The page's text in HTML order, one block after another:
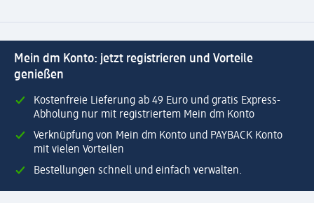
Mein dm Konto: jetzt registrieren und Vorteile
genießen
Kostenfreie Lieferung ab 49 Euro und gratis Express-
Abholung nur mit registriertem Mein dm Konto
Verknüpfung von Mein dm Konto und PAYBACK Konto
mit vielen Vorteilen
Bestellungen schnell und einfach verwalten.